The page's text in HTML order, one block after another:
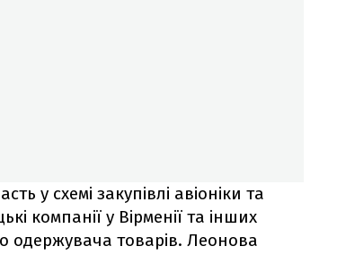
у схемі закупівлі авіоніки та
компанії у Вірменії та інших
одержувача товарів. Леонова